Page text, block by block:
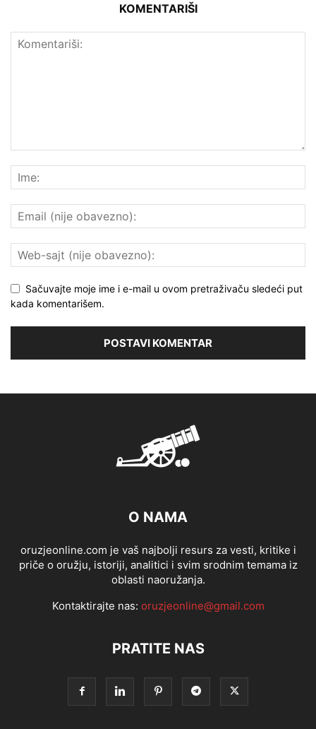
KOMENTARIŠI
Sačuvajte moje ime i e-mail u ovom pretraživaču sledeći put
kada komentarišem.
O NAMA
oruzjeonline.com je vaš najbolji resurs za vesti, kritike i
priče o oružju, istoriji, analitici i svim srodnim temama iz
oblasti naoružanja.
Kontaktirajte nas: oruzjeonline@gmail.com
PRATITE NAS